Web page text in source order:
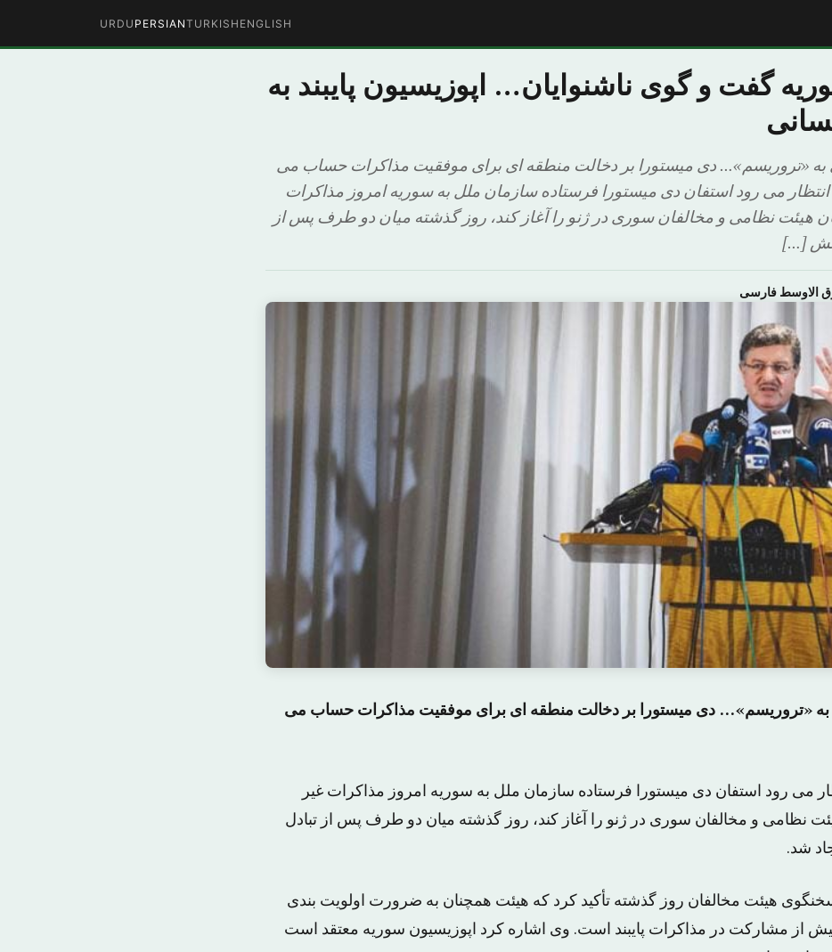
ENGLISH
TURKISH
PERSIAN
URDU
گفت و گوی ناشنوایان… اپوزیسیون پایبند به
به «تروریسم»… دی میستورا بر دخالت منطقه ای برای موفقیت مذاکرات حساب می
انتظار می رود استفان دی میستورا فرستاده سازمان ملل به سوریه امروز مذاکرات
هیئت نظامی و مخالفان سوری در ژنو را آغاز کند، روز گذشته میان دو طرف پس از
تنش […]
الاوسط فارسی
به «تروریسم»… دی میستورا بر دخالت منطقه ای برای موفقیت مذاکرات حساب می
می رود استفان دی میستورا فرستاده سازمان ملل به سوریه امروز مذاکرات غیر
نظامی و مخالفان سوری در ژنو را آغاز کند، روز گذشته میان دو طرف پس از تبادل
شد.
هیئت مخالفان روز گذشته تأکید کرد که هیئت همچنان به ضرورت اولویت بندی
از مشارکت در مذاکرات پایبند است. وی اشاره کرد اپوزیسیون سوریه معتقد است